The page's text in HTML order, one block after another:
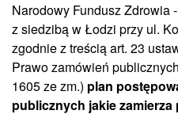
Narodowy Fundusz Zdrowia
z siedzibą w Łodzi przy ul.
zgodnie z treścią art. 23
Prawo zamówień
1605 ze zm.) plan
publicznych jakie